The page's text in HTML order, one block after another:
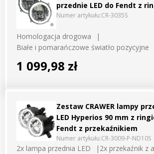
przednie LED do Fendt z
Numer artykułu:CR-3035S
Homologacja drogowa
Białe i pomarańczowe światło pozycyjne
1 099,98 zł
Zestaw CRAWER lampy
LED Hyperios 90 mm z
Fendt z przekaźnikiem
Numer artykułu:CR-3009-P-ND10S
2x lampa przednia LED
2x przekaźnik z